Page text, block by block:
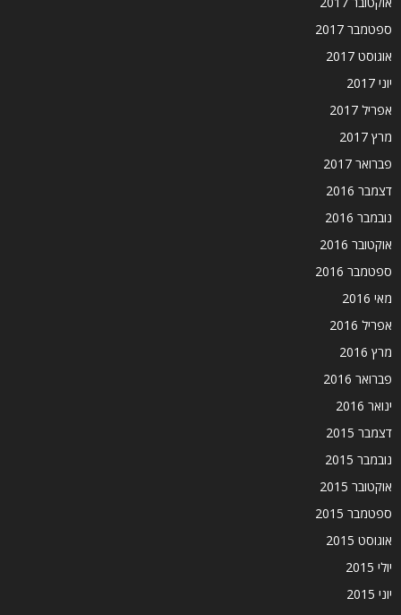
ספטמבר 2017
אוגוסט 2017
יוני 2017
אפריל 2017
מרץ 2017
פברואר 2017
דצמבר 2016
נובמבר 2016
אוקטובר 2016
ספטמבר 2016
מאי 2016
אפריל 2016
מרץ 2016
פברואר 2016
ינואר 2016
דצמבר 2015
נובמבר 2015
אוקטובר 2015
ספטמבר 2015
אוגוסט 2015
יולי 2015
יוני 2015